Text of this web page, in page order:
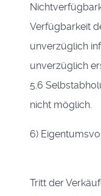
Verfügbarkeit
unverzüglich
unverzüglich
5.6
nicht möglich.
6)
Tritt der